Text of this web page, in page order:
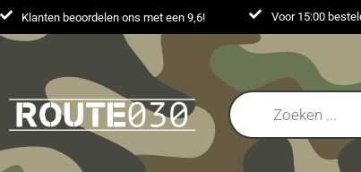
Klanten beoordelen ons met een 9,6! Voor 15:00